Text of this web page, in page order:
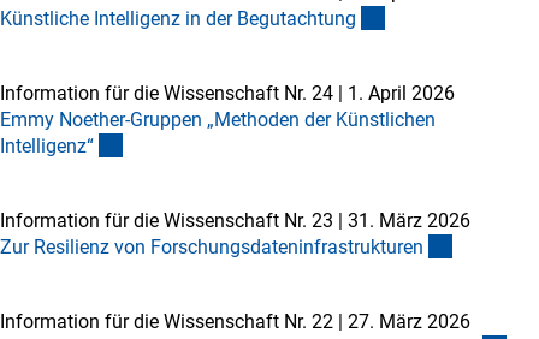
Künstliche Intelligenz in der Begutachtung
Information für die Wissenschaft Nr. 24 | 1. April 2026
Emmy Noether-Gruppen „Methoden der Künstlichen
Intelligenz“
Information für die Wissenschaft Nr. 23 | 31. März 2026
Zur Resilienz von Forschungsdateninfrastrukturen
Information für die Wissenschaft Nr. 22 | 27. März 2026